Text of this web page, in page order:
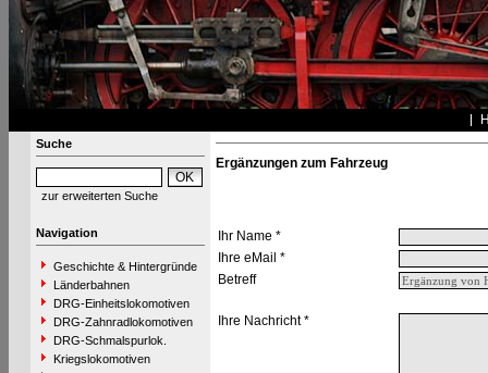
Suche
zur erweiterten Suche
Navigation
Geschichte & Hintergründe
Länderbahnen
DRG-Einheitslokomotiven
DRG-Zahnradlokomotiven
DRG-Schmalspurlok.
Kriegslokomotiven
Ergänzungen zum Fahrzeug
Ihr Name *
Ihre eMail *
Betreff
Ihre Nachricht *